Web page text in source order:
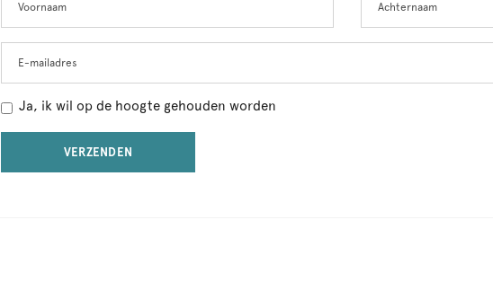
this
field
blank
Ja, ik wil op de hoogte gehouden worden
VERZENDEN